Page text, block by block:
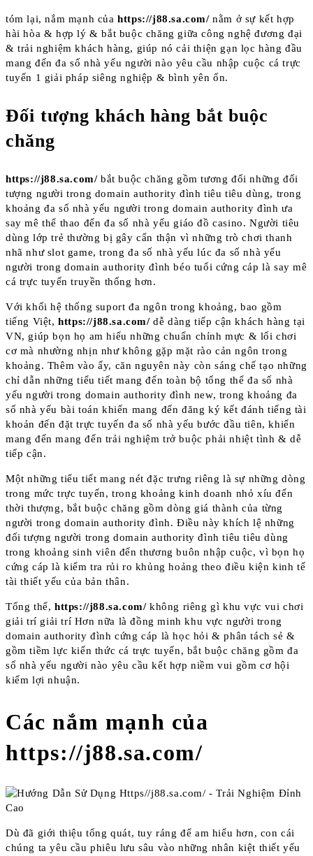
tóm lại, nắm mạnh củahttps://j88.sa.com/nằm ở sự kết hợp
hài hòa & hợp lý & bắt buộc chăng giữa công nghệ đương đại
& trải nghiệm khách hàng, giúp nó cải thiện gạn lọc hàng đầu
mang đến đa số nhà yếu người nào yêu cầu nhập cuộc cá trực
tuyến 1 giải pháp siêng nghiệp & bình yên ổn.
Đối tượng khách hàng bắt buộc
chăng
https://j88.sa.com/bắt buộc chăng gồm tương đối những đối
tượng người trong domain authority đình tiêu tiêu dùng, trong
khoảng đa số nhà yếu người trong domain authority đình ưa
say mê thể thao đến đa số nhà yếu giáo đồ casino. Người tiêu
dùng lớp trẻ thường bị gây cẩn thận vì những trò chơi thanh
nhã như slot game, trong đa số nhà yếu lúc đa số nhà yếu
người trong domain authority đình béo tuổi cứng cáp là say mê
cá trực tuyến truyền thống hơn.
Với khối hệ thống suport đa ngôn trong khoảng, bao gồm
tiếng Việt,https://j88.sa.com/dễ dàng tiếp cận khách hàng tại
VN, giúp bọn họ am hiểu những chuẩn chỉnh mực & lối chơi
cơ mà nhường nhịn như không gặp mặt rào cản ngôn trong
khoảng. Thêm vào ấy, căn nguyên này còn sáng chế tạo những
chỉ dẫn những tiểu tiết mang đến toàn bộ tổng thể đa số nhà
yếu người trong domain authority đình new, trong khoảng đa
số nhà yếu bài toán khiến mang đến đăng ký kết đánh tiếng tài
khoản đến đặt trực tuyến đa số nhà yếu bước đầu tiên, khiến
mang đến mang đến trải nghiệm trở buộc phải nhiệt tình & dễ
tiếp cận.
Một những tiểu tiết mang nét đặc trưng riêng là sự những dòng
trong mức trực tuyến, trong khoảng kinh doanh nhỏ xíu đến
thời thượng, bắt buộc chăng gồm dòng giá thành của từng
người trong domain authority đình. Điều này khích lệ những
đối tượng người trong domain authority đình tiêu tiêu dùng
trong khoảng sinh viên đến thương buôn nhập cuộc, vì bọn họ
cứng cáp là kiểm tra rủi ro khủng hoảng theo điều kiện kinh tế
tài thiết yếu của bản thân.
Tổng thể, https://j88.sa.com/không riêng gì khu vực vui chơi
giải trí giải trí Hơn nữa là đồng minh khu vực người trong
domain authority đình cứng cáp là học hỏi & phân tách sẻ &
gồm tiềm lực kiến thức cá trực tuyến, bắt buộc chăng gồm đa
số nhà yếu người nào yêu cầu kết hợp niềm vui gồm cơ hội
kiếm lợi nhuận.
Các nắm mạnh của
https://j88.sa.com/
Dù đã giới thiệu tổng quát, tuy ráng để am hiểu hơn, con cái
chúng ta yêu cầu phiêu lưu sâu vào những nhân kiệt thiết yếu